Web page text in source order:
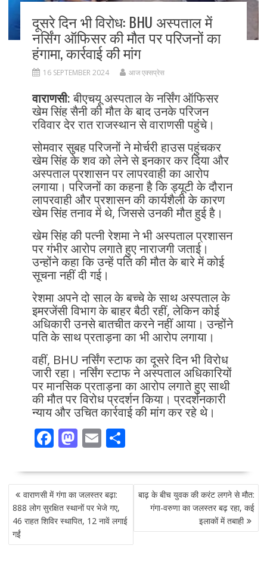
दूसरे दिन भी विरोध: BHU अस्पताल में
नर्सिंग ऑफिसर की मौत पर परिजनों का
हंगामा, कार्रवाई की मांग
16 SEPTEMBER 2024 आज एक्सप्रेस
वाराणसी:बीएचयू अस्पताल के नर्सिंग ऑफिसर
खेम सिंह सैनी की मौत के बाद उनके परिजन
रविवार देर रात राजस्थान से वाराणसी पहुंचे।
सोमवार सुबह परिजनों ने मोर्चरी हाउस पहुंचकर
खेम सिंह के शव को लेने से इनकार कर दिया और
अस्पताल प्रशासन पर लापरवाही का आरोप
लगाया। परिजनों का कहना है कि ड्यूटी के दौरान
लापरवाही और प्रशासन की कार्यशैली के कारण
खेम सिंह तनाव में थे, जिससे उनकी मौत हुई है।
खेम सिंह की पत्नी रेशमा ने भी अस्पताल प्रशासन
पर गंभीर आरोप लगाते हुए नाराजगी जताई।
उन्होंने कहा कि उन्हें पति की मौत के बारे में कोई
सूचना नहीं दी गई।
रेशमा अपने दो साल के बच्चे के साथ अस्पताल के
इमरजेंसी विभाग के बाहर बैठी रहीं, लेकिन कोई
अधिकारी उनसे बातचीत करने नहीं आया। उन्होंने
पति के साथ प्रताड़ना का भी आरोप लगाया।
वहीं, BHU नर्सिंग स्टाफ का दूसरे दिन भी विरोध
जारी रहा। नर्सिंग स्टाफ ने अस्पताल अधिकारियों
पर मानसिक प्रताड़ना का आरोप लगाते हुए साथी
की मौत पर विरोध प्रदर्शन किया। प्रदर्शनकारी
न्याय और उचित कार्रवाई की मांग कर रहे थे।
F
e
b
o
k
M
to
d
o
n
E
ai
l
S
ar
POST
NAVIGATION
वाराणसी में गंगा का जलस्तर बढ़ा:
888 लोग सुरक्षित स्थानों पर भेजे गए,
46 राहत शिविर स्थापित, 12 नावें लगाई
गईं
बाढ़ के बीच युवक की करंट लगने से मौत:
गंगा-वरुणा का जलस्तर बढ़ रहा, कई
इलाकों में तबाही